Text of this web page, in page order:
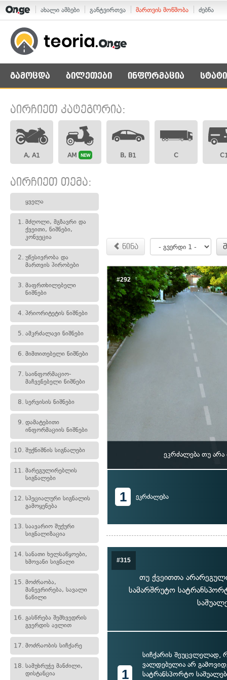
ახალი ამბები განტვირთვა მართვის მოწმობა ძებნა
გამოცდა ბილეთები ინფორმაცია
აირჩიეთ კატეგორია:
A, A1 AM NEW B, B1 C
აირჩიეთ თემა:
ყველა
1. მძღოლი, მგზავრი და
ქვეითი, ნიშნები,
კონვეცია
2. უწესივრობა და
მართვის პირობები
3. მაფრთხილებელი
ნიშნები
4. პრიორიტეტის ნიშნები
5. ამკრძალავი ნიშნები
6. მიმთითებელი ნიშნები
7. საინფორმაციო-
მაჩვენებელი ნიშნები
8. სერვისის ნიშნები
9. დამატებითი
ინფორმაციის ნიშნები
10. შუქნიშნის სიგნალები
11. მარეგულირებლის
სიგნალები
12. სპეციალური სიგნალის
გამოყენება
13. საავარიო შუქური
სიგნალიზაცია
14. სანათი ხელსაწყოები,
ხმოვანი სიგნალი
15. მოძრაობა,
მანევრირება, სავალი
ნაწილი
16. გასწრება შემხვედრის
გვერდის ავლით
17. მოძრაობის სიჩქარე
18. სამუხრუჭე მანძილი,
დისტანცია
წინა
#292
ეკრძალება თუ
1 ეკრძალება
#315
თუ ქვეითთა
სამარშრუტო
1
სიჩქარის შეუცვლელად,
ვალდებულია არ
სატრანსპორტო